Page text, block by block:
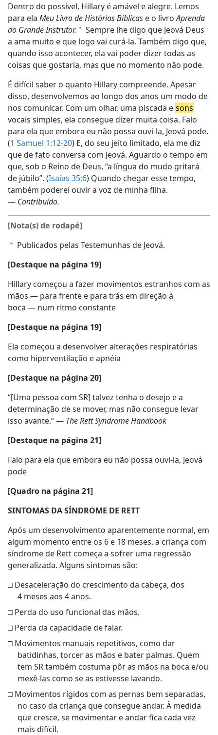
Dentro do possível, Hillary é amável e alegre. Lemos
para ela Meu Livro de Histórias Bíblicas e o livroAprenda
do Grande Instrutor. a Sempre lhe digo que Jeová Deus
a ama muito e que logo vai curá-la. Também digo que,
quando isso acontecer, ela vai poder dizer todas as
coisas que gostaria, mas que no momento não pode.
É difícil saber o quanto Hillary compreende. Apesar
disso, desenvolvemos ao longo dos anos um modo de
nos comunicar. Com um olhar, uma piscada e sons
vocais simples, ela consegue dizer muita coisa. Falo
para ela que embora eu não possa ouvi-la, Jeová pode.
(1 Samuel 1:12-20) E, do seu jeito limitado, ela me diz
que de fato conversa com Jeová. Aguardo o tempo em
que, sob o Reino de Deus, “a língua do mudo gritará
de júbilo”. (Isaías 35:⁠6) Quando chegar esse tempo,
também poderei ouvir a voz de minha filha.
— Contribuído.
[Nota(s) de rodapé]
a Publicados pelas Testemunhas de Jeová.
[Destaque na página 19]
Hillary começou a fazer movimentos estranhos com as
mãos — para frente e para trás em direção à
boca — num ritmo constante
[Destaque na página 19]
Ela começou a desenvolver alterações respiratórias
como hiperventilação e apnéia
[Destaque na página 20]
“[Uma pessoa com SR] talvez tenha o desejo e a
determinação de se mover, mas não consegue levar
isso avante.” — The Rett Syndrome Handbook
[Destaque na página 21]
Falo para ela que embora eu não possa ouvi-la, Jeová
pode
[Quadro na página 21]
SINTOMAS DA SÍNDROME DE RETT
Após um desenvolvimento aparentemente normal, em
algum momento entre os 6 e 18 meses, a criança com
síndrome de Rett começa a sofrer uma regressão
generalizada. Alguns sintomas são:
□ Desaceleração do crescimento da cabeça, dos
4 meses aos 4 anos.
□ Perda do uso funcional das mãos.
□ Perda da capacidade de falar.
□ Movimentos manuais repetitivos, como dar
batidinhas, torcer as mãos e bater palmas. Quem
tem SR também costuma pôr as mãos na boca e/ou
mexê-las como se as estivesse lavando.
□ Movimentos rígidos com as pernas bem separadas,
no caso da criança que consegue andar. À medida
que cresce, se movimentar e andar fica cada vez
mais difícil.